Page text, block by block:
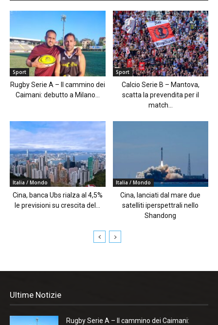
Sport
Rugby Serie A – Il cammino dei
Caimani: debutto a Milano...
Sport
Calcio Serie B – Mantova,
scatta la prevendita per il
match...
Italia / Mondo
Cina, banca Ubs rialza al 4,5%
le previsioni su crescita del...
Italia / Mondo
Cina, lanciati dal mare due
satelliti iperspettrali nello
Shandong
Ultime Notizie
Rugby Serie A – Il cammino dei Caimani: